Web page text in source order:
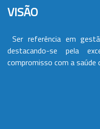
VISÃO
Ser referência em
destacando-se pela
compromisso com a saúde